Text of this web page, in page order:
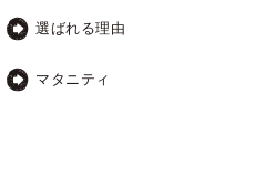
選ばれる理由
マタニティ